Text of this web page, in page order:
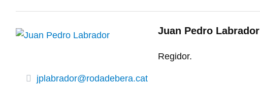
Juan Pedro Labrador
Regidor.
jplabrador@rodadebera.cat